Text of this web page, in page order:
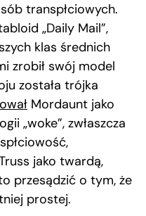
transpłciowych.
„Daily Mail”,
klas średnich
zrobił swój model
została trójka
Mordaunt jako
„woke”, zwłaszcza
jako twardą,
przesądzić o tym, że
prostej.